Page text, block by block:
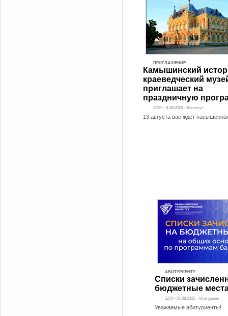
ПРИГЛАШЕНИЕ
Камышинский
краеведческий
приглашает на
праздничную
4356 • 11.08.2025 - Институт
13 августа вас ждет
АБИТУРИЕНТУ
Списки
бюджетные
5270 • 07.08.2025 - Абитуриент
Уважаемые абитуриенты!